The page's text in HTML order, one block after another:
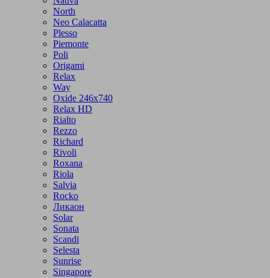
North
Neo Calacatta
Plesso
Piemonte
Poli
Origami
Relax
Way
Oxide 246x740
Relax HD
Rialto
Rezzo
Richard
Rivoli
Roxana
Riola
Salvia
Rocko
Ликаон
Solar
Sonata
Scandi
Selesta
Sunrise
Singapore